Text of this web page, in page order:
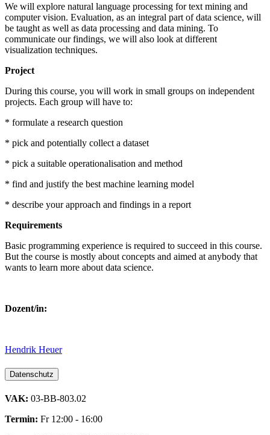
We will explore natural language processing for text mining and
computer vision. Evaluation, as an integral part of data science, will
be taught as well as data processing and data mining. To
communicate our findings, we will also look at different
visualization techniques.
Project
During this course, you will work in small groups on independent
projects. Each group will have to:
* formulate a research question
* pick and potentially collect a dataset
* pick a suitable operationalisation and method
* find and justify the best machine learning model
* describe your approach and findings in a report
Requirements
Basic programming experience is required to succeed in this course.
But the course is mostly about concepts and aimed at anybody that
wants to learn more about data science.
Dozent/in:
Hendrik Heuer
Datenschutz
VAK: 03-BB-803.02
Termin: Fr 12:00 - 16:00